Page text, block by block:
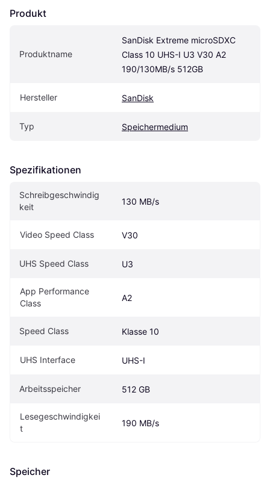
Produkt
Produktname
SanDisk Extreme microSDXC
Class 10 UHS-I U3 V30 A2
190/130MB/s 512GB
Hersteller SanDisk
Typ Speichermedium
Spezifikationen
Schreibgeschwindig
keit
130 MB/s
Video Speed Class V30
UHS Speed Class U3
App Performance
Class
A2
Speed Class Klasse 10
UHS Interface UHS-I
Arbeitsspeicher 512 GB
Lesegeschwindigkei
t
190 MB/s
Speicher